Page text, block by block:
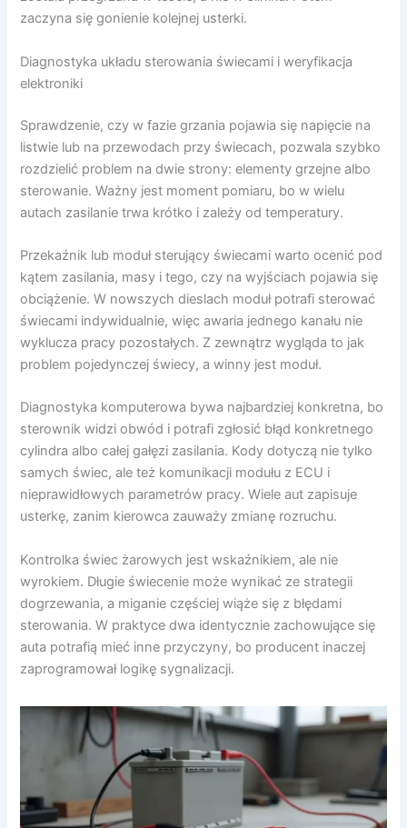
zaczyna się gonienie kolejnej usterki.
Diagnostyka układu sterowania świecami i weryfikacja
elektroniki
Sprawdzenie, czy w fazie grzania pojawia się napięcie na
listwie lub na przewodach przy świecach, pozwala szybko
rozdzielić problem na dwie strony: elementy grzejne albo
sterowanie. Ważny jest moment pomiaru, bo w wielu
autach zasilanie trwa krótko i zależy od temperatury.
Przekaźnik lub moduł sterujący świecami warto ocenić pod
kątem zasilania, masy i tego, czy na wyjściach pojawia się
obciążenie. W nowszych dieslach moduł potrafi sterować
świecami indywidualnie, więc awaria jednego kanału nie
wyklucza pracy pozostałych. Z zewnątrz wygląda to jak
problem pojedynczej świecy, a winny jest moduł.
Diagnostyka komputerowa bywa najbardziej konkretna, bo
sterownik widzi obwód i potrafi zgłosić błąd konkretnego
cylindra albo całej gałęzi zasilania. Kody dotyczą nie tylko
samych świec, ale też komunikacji modułu z ECU i
nieprawidłowych parametrów pracy. Wiele aut zapisuje
usterkę, zanim kierowca zauważy zmianę rozruchu.
Kontrolka świec żarowych jest wskaźnikiem, ale nie
wyrokiem. Długie świecenie może wynikać ze strategii
dogrzewania, a miganie częściej wiąże się z błędami
sterowania. W praktyce dwa identycznie zachowujące się
auta potrafią mieć inne przyczyny, bo producent inaczej
zaprogramował logikę sygnalizacji.